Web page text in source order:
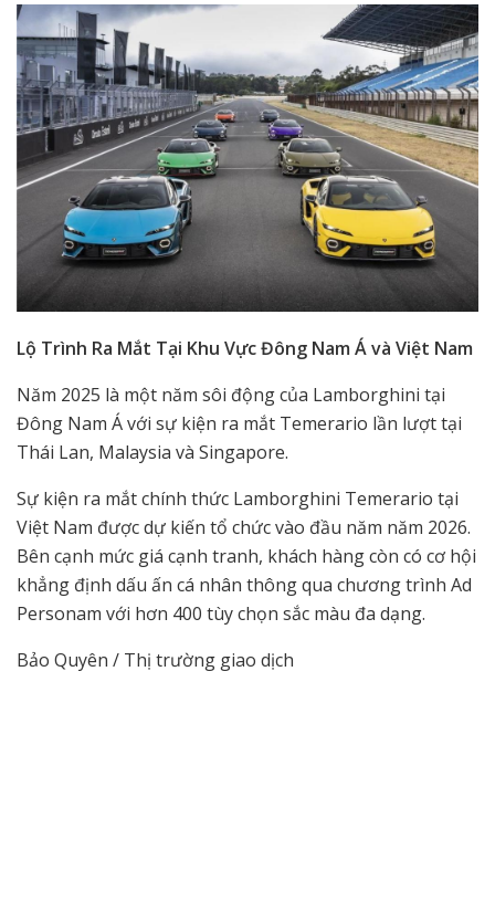
Lộ Trình Ra Mắt Tại Khu Vực Đông Nam Á và Việt Nam
Năm 2025 là một năm sôi động của Lamborghini tại
Đông Nam Á với sự kiện ra mắt Temerario lần lượt tại
Thái Lan, Malaysia và Singapore.
Sự kiện ra mắt chính thức Lamborghini Temerario tại
Việt Nam được dự kiến tổ chức vào đầu năm năm 2026.
Bên cạnh mức giá cạnh tranh, khách hàng còn có cơ hội
khẳng định dấu ấn cá nhân thông qua chương trình Ad
Personam với hơn 400 tùy chọn sắc màu đa dạng.
Bảo Quyên / Thị trường giao dịch